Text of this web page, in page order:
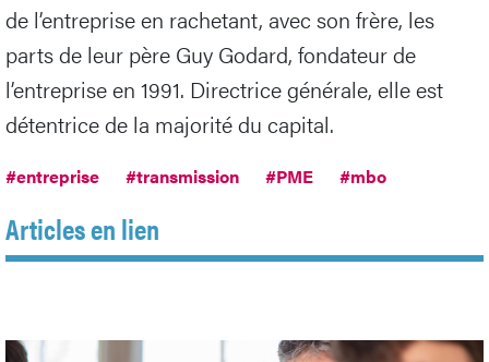
de l’entreprise en rachetant, avec son frère, les
parts de leur père Guy Godard, fondateur de
l’entreprise en 1991. Directrice générale, elle est
détentrice de la majorité du capital.
#entreprise #transmission #PME #mbo
Articles en lien